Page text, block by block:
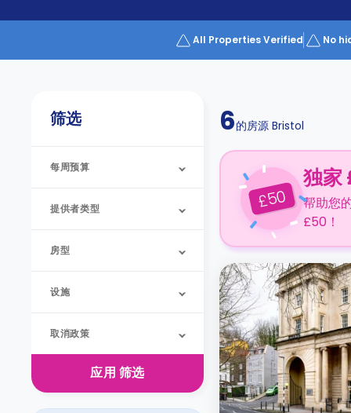
All Properties Verified No
筛选
每周预算
提供者类型
房型
设施
取消政策
应用 筛选
6的房源 Bristol
£50
独家
帮助您
£50！